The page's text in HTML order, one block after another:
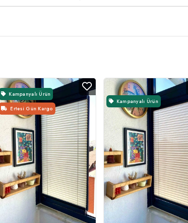
Kampanyalı Ürün
Ertesi Gün Kargo
Kampanyalı Ürün